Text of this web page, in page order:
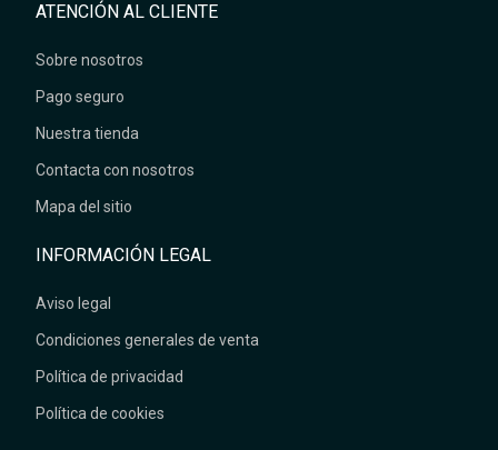
ATENCIÓN AL CLIENTE
Sobre nosotros
Pago seguro
Nuestra tienda
Contacta con nosotros
Mapa del sitio
INFORMACIÓN LEGAL
Aviso legal
Condiciones generales de venta
Política de privacidad
Política de cookies